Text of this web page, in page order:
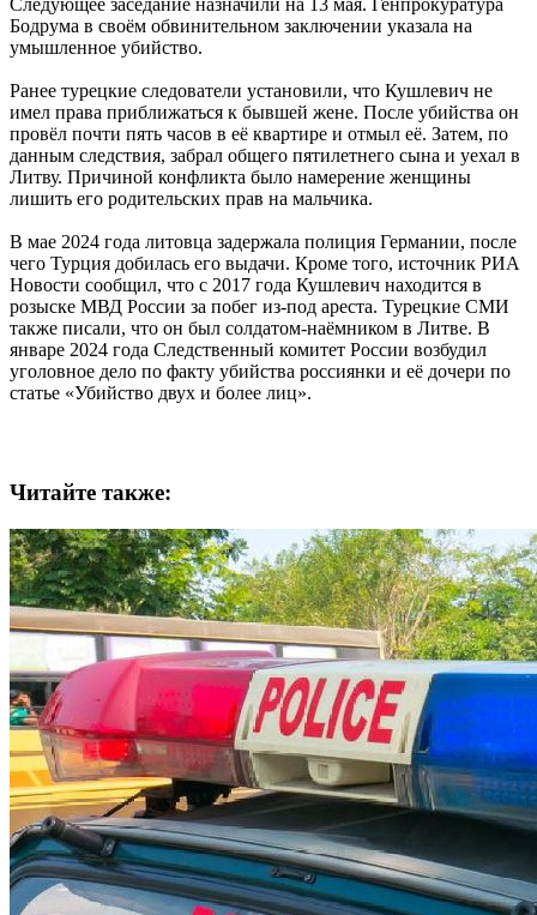
Следующее заседание назначили на 13 мая. Генпрокуратура
Бодрума в своём обвинительном заключении указала на
умышленное убийство.
Ранее турецкие следователи установили, что Кушлевич не
имел права приближаться к бывшей жене. После убийства он
провёл почти пять часов в её квартире и отмыл её. Затем, по
данным следствия, забрал общего пятилетнего сына и уехал в
Литву. Причиной конфликта было намерение женщины
лишить его родительских прав на мальчика.
В мае 2024 года литовца задержала полиция Германии, после
чего Турция добилась его выдачи. Кроме того, источник РИА
Новости сообщил, что с 2017 года Кушлевич находится в
розыске МВД России за побег из-под ареста. Турецкие СМИ
также писали, что он был солдатом-наёмником в Литве. В
январе 2024 года Следственный комитет России возбудил
уголовное дело по факту убийства россиянки и её дочери по
статье «Убийство двух и более лиц».
Читайте также: